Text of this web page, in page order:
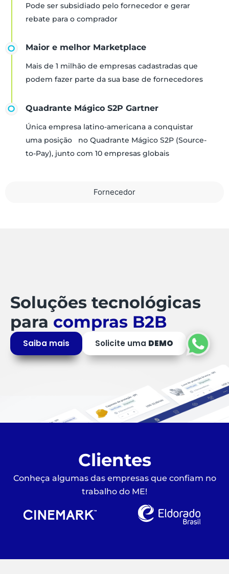
Fornecedor
Pode ser subsidiado pelo fornecedor e gerar
rebate para o comprador
Maior e melhor Marketplace
Mais de 1 milhão de empresas cadastradas que
podem fazer parte da sua base de fornecedores
Quadrante Mágico S2P Gartner
Única empresa latino-americana a conquistar
uma posição no Quadrante Mágico S2P (Source-
to-Pay), junto com 10 empresas globais
Soluções tecnológicas
para compras B2B
Saiba mais Solicite uma DEMO
Clientes
Conheça algumas das empresas que confiam no
trabalho do ME!